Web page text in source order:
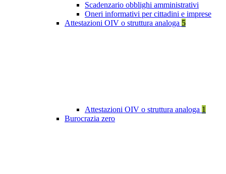
Scadenzario obblighi amministrativi
Oneri informativi per cittadini e imprese
Attestazioni OIV o struttura analoga 5
Attestazioni OIV o struttura analoga 1
Burocrazia zero